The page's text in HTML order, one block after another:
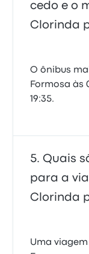
cedo e o
Clorinda
O ônibus
Formosa às
19:35.
Quais
para a
Clorinda
Uma